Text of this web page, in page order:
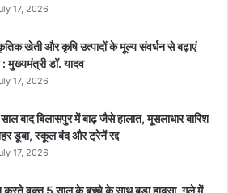
17, 2026
खेती और कृषि उत्पादों के मूल्य संवर्धन से बढ़ाएं
मुख्यमंत्री डॉ. यादव
17, 2026
बाद बिलासपुर में बाढ़ जैसे हालात, मूसलाधार बारिश
डूबा, स्कूल बंद और ट्रेनें रद्द
17, 2026